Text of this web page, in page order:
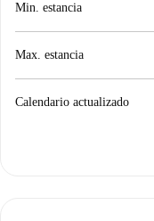
Min. estancia
Max. estancia
Calendario actualizado